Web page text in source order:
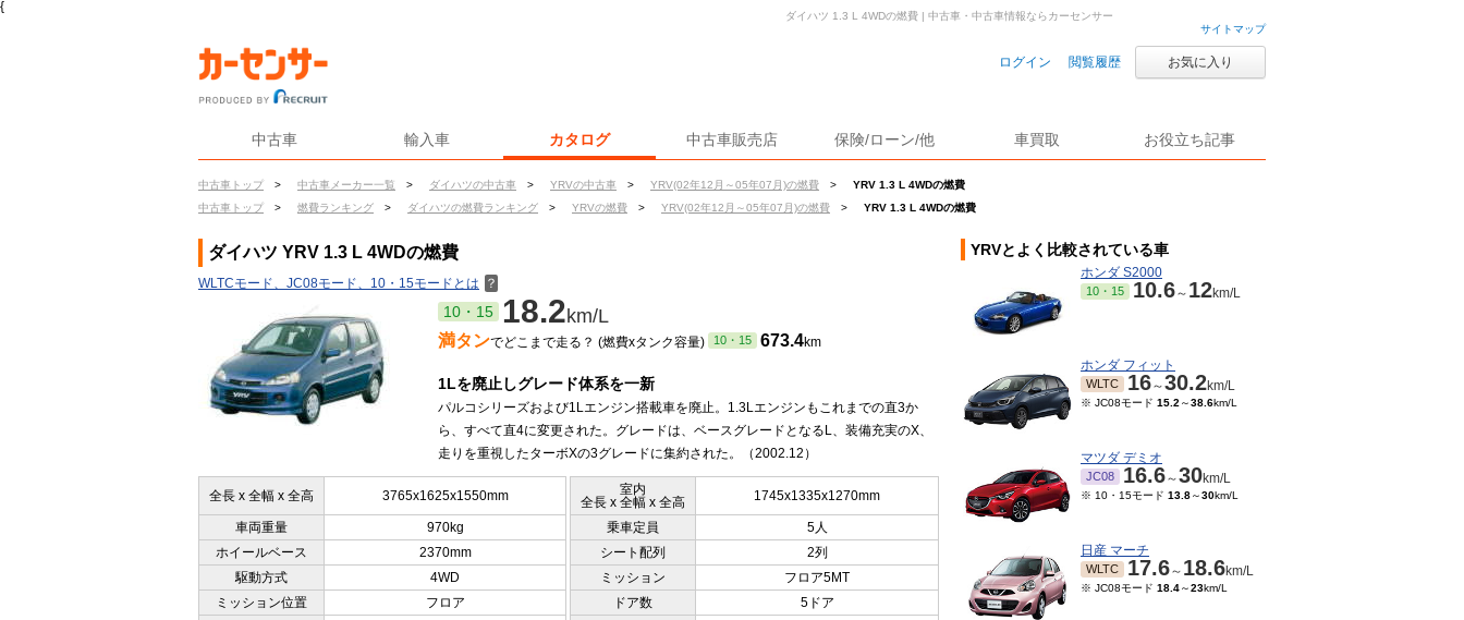
{
サイトマップ
ログイン 閲覧履歴 お気に入り
中古車 輸入車 カタログ 中古車販売店 保険/ローン/他 車買取 お役立ち記事
中古車トップ > 中古車メーカー一覧 > ダイハツの中古車 > YRVの中古車 > YRV(02年12月～05年07月)の燃費 >
YRV 1.3 L 4WDの燃費
中古車トップ
> 燃費ランキング > ダイハツの燃費ランキング > YRVの燃費 > YRV(02年12月～05年07月)の燃費 > YRV 1.3 L 4WDの燃費
ダイハツ 1.3 L 4WDの燃費 | 中古車・中古車情報ならカーセンサー
ダイハツ YRV 1.3 L 4WDの燃費
WLTCモード、JC08モード、10・15モードとは ？
10・15 18.2km/L
満タンでどこまで走る？ (燃費xタンク容量) 10・15 673.4km
1Lを廃止しグレード体系を一新
パルコシリーズおよび1Lエンジン搭載車を廃止。1.3Lエンジンもこれまでの直3か
ら、すべて直4に変更された。グレードは、ベースグレードとなるL、装備充実のX、
走りを重視したターボXの3グレードに集約された。（2002.12）
全長 x 全幅 x 全高 3765x1625x1550mm
室内
全長 x 全幅 x 全高
1745x1335x1270mm
車両重量 970kg 乗車定員
5人
ホイールベース
2370mm シート配列
2列
駆動方式
4WD ミッション
フロア5MT
ミッション位置
フロア ドア数
5ドア
YRVとよく比較されている車
ホンダ S2000
10・15 10.6～ 12km/L
ホンダ フィット
WLTC 16～30.2km/L
※ JC08モード 15.2 ～38.6km/L
マツダ デミオ
JC08 16.6～30km/L
※ 10・15モード 13.8～30km/L
日産 マーチ
WLTC 17.6～ 18.6km/L
※ JC08モード 18.4～23km/L